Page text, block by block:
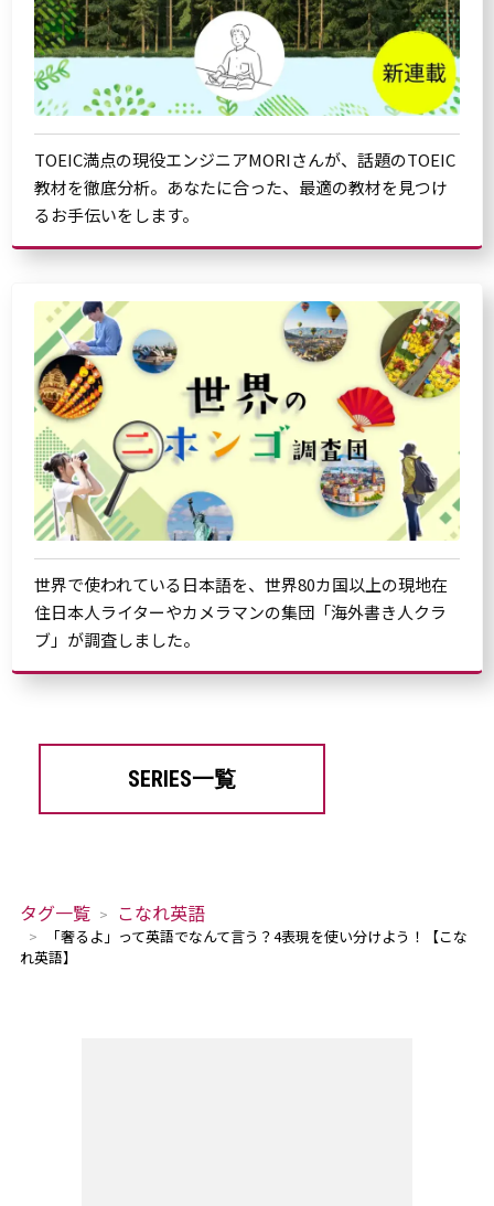
TOEIC満点の現役エンジニアMORIさんが、話題のTOEIC
教材を徹底分析。あなたに合った、最適の教材を見つけ
るお手伝いをします。
世界で使われている日本語を、世界80カ国以上の現地在
住日本人ライターやカメラマンの集団「海外書き人クラ
ブ」が調査しました。
SERIES一覧
タグ一覧 こなれ英語
「奢るよ」って英語でなんて言う？4表現を使い分けよう！【こな
れ英語】